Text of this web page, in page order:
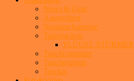
News & Gear
Ausprobiert
Nasstauchanzüge
Tarierjackets
FLÜGEL STÜRMER
Tauchcomputer
Taucheruhren
Trockis